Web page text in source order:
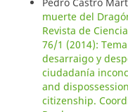
muerte del
Revista de
76/1 (2014):
desarraigo y
ciudadanía
and
citizenship.